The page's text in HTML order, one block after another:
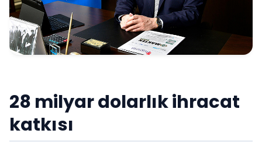
28 milyar dolarlık ihracat
katkısı